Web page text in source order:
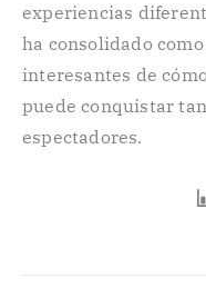
experiencias
ha consolidado
interesantes de
puede conquistar
espectadores.